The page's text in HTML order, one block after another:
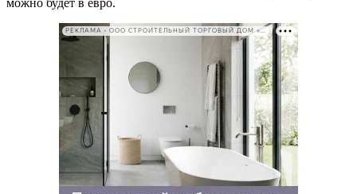
РЕКЛАМА • ООО СТРОИТЕЛЬНЫЙ ТОРГОВЫЙ ДОМ «ПЕТРОВИЧ». ИНН: 7802348846